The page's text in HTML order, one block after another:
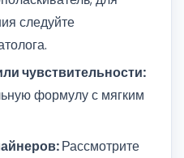
следуйте
чувствительности:
формулу с мягким
Рассмотрите